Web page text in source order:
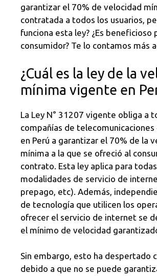
garantizar el 70% de velocidad
contratada a todos los usuarios,
funciona esta ley? ¿Es beneficioso
consumidor? Te lo contamos más
¿Cuál es la ley de la
mínima vigente en
La Ley N° 31207 vigente obliga a
compañías de telecomunicaciones
en Perú a garantizar el 70% de la
mínima a la que se ofreció al
contrato. Esta ley aplica para
modalidades de servicio de
prepago, etc). Además,
de tecnología que utilicen los
ofrecer el servicio de internet se
el mínimo de velocidad
Sin embargo, esto ha despertado
debido a que no se puede